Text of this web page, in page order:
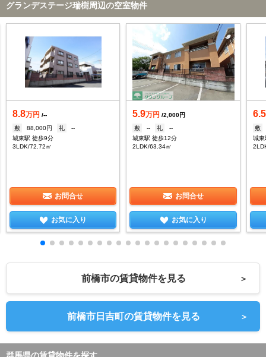
グランデステージ瑞樹周辺の空室物件
8.8万円 /--
敷
88,000円 礼
--
城東駅 徒歩9分
3LDK/72.72㎡
お問合せ
お気に入り
5.9万円 /2,000円
敷
-- 礼
--
城東駅 徒歩12分
2LDK/63.34㎡
お問合せ
お気に入り
6.5
敷
城
前橋市の賃貸物件を見る ＞
前橋市日吉町の賃貸物件を見る ＞